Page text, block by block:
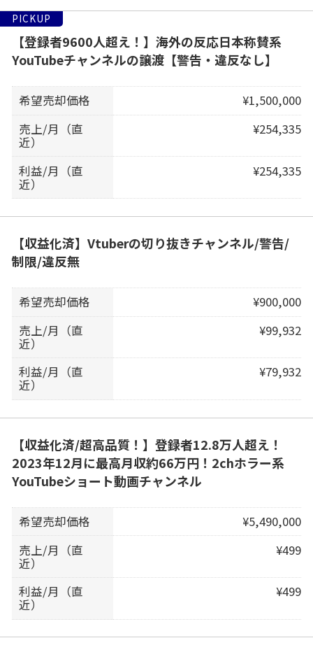
PICKUP
【登録者9600人超え！】海外の反応日本称賛系
YouTubeチャンネルの譲渡【警告・違反なし】
希望売却価格
¥1,500,000
売上/月（直
近）
¥254,335
利益/月（直
近）
¥254,335
【収益化済】Vtuberの切り抜きチャンネル/警告/
制限/違反無
希望売却価格
¥900,000
売上/月（直
近）
¥99,932
利益/月（直
近）
¥79,932
【収益化済/超高品質！】登録者12.8万人超え！
2023年12月に最高月収約66万円！2chホラー系
YouTubeショート動画チャンネル
希望売却価格
¥5,490,000
売上/月（直
近）
¥499
利益/月（直
近）
¥499